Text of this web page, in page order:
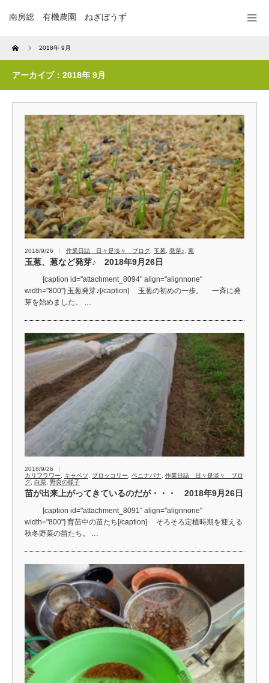
南房総 有機農園 ねぎぼうず
Home 2018年 9月
アーカイブ：2018年 9月
2018/9/26 作業日誌 日々是淡々 ブログ 玉葱 発芽♪ 葱
玉葱、葱など発芽♪ 2018年9月26日
[caption id="attachment_8094" align="alignnone"
width="800"] 玉葱発芽♪[/caption] 玉葱の初めの一歩。 一斉に発
芽を始めました。 …
2018/9/26
カリフラワー, キャベツ, ブロッコリー, ベニナバナ, 作業日誌 日々是淡々 ブロ
グ, 白菜, 野良の様子
苗が出来上がってきているのだが・・・ 2018年9月26日
[caption id="attachment_8091" align="alignnone"
width="800"] 育苗中の苗たち[/caption] そろそろ定植時期を迎える
秋冬野菜の苗たち。 …